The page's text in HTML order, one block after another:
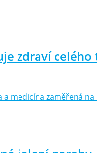
zdraví celého
a medicína zaměřená